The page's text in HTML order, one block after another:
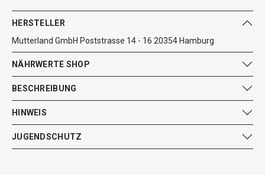
HERSTELLER
Mutterland GmbH Poststrasse 14 - 16 20354 Hamburg
NÄHRWERTE SHOP
BESCHREIBUNG
HINWEIS
JUGENDSCHUTZ